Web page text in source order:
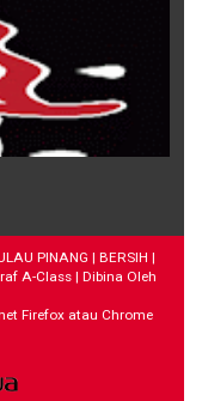
PINANG | BERSIH |
A-Class| Dibina Oleh
Firefox atau Chrome